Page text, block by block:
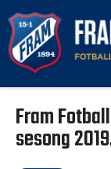
Fram
sesong